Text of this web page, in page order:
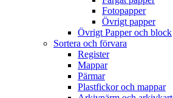
Fotopapper
Övrigt papper
Övrigt Papper och block
Sortera och förvara
Register
Mappar
Pärmar
Plastfickor och mappar